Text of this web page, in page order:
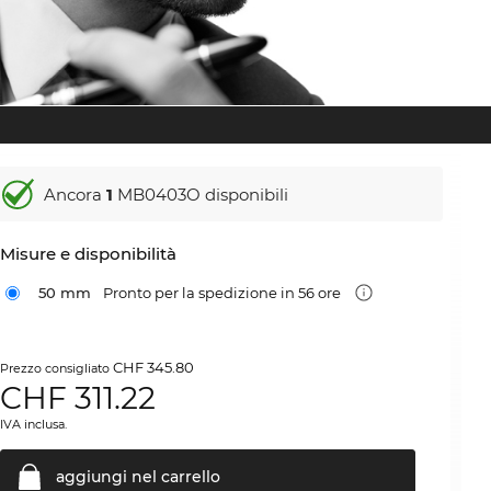
Ancora1 MB0403O disponibili
Misure e disponibilità
50 mm Pronto per la spedizione in 56 ore
Prezzo consigliatoCHF 345.80
CHF311.22
IVA inclusa.
aggiungi nel carrello